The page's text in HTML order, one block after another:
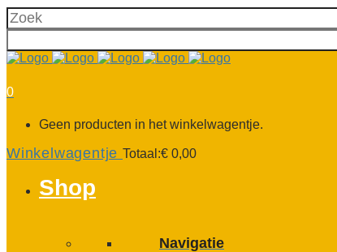
0
Geen producten in het winkelwagentje.
Winkelwagentje Totaal:€ 0,00
Shop
Navigatie